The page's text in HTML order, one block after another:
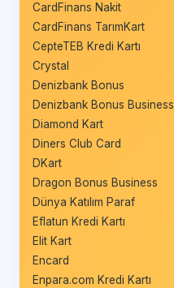
CardFinans Nakit
CardFinans TarımKart
CepteTEB Kredi Kartı
Crystal
Denizbank Bonus
Denizbank Bonus Business
Diamond Kart
Diners Club Card
DKart
Dragon Bonus Business
Dünya Katılım Paraf
Eflatun Kredi Kartı
Elit Kart
Encard
Enpara.com Kredi Kartı